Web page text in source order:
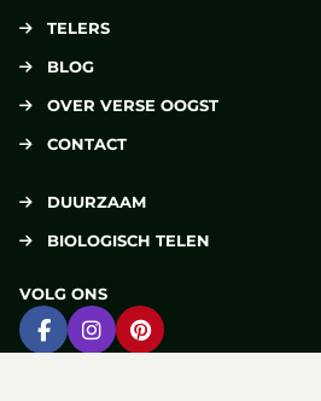
TELERS
BLOG
OVER VERSE OOGST
CONTACT
DUURZAAM
BIOLOGISCH TELEN
VOLG ONS
Ga naar Facebook
Ga naar Instagram
Ga naar Pinterest